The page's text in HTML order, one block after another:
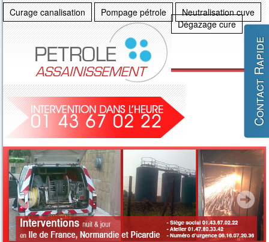
Contact Rapide
Curage canalisation Pompage pétrole
Neutralisation cuve
Dégazage cure
Accueil
Travaux industriels et pétroliers
Assainissement
Pompage inondations
Inspection vidéo des canalisations
Entretien électromécanique